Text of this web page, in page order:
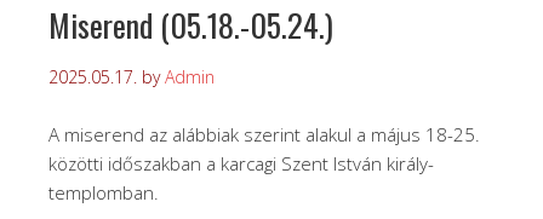
Miserend (05.18.-05.24.)
2025.05.17. byAdmin
A miserend az alábbiak szerint alakul a május 18-25.
közötti időszakban a karcagi Szent István király-
templomban.